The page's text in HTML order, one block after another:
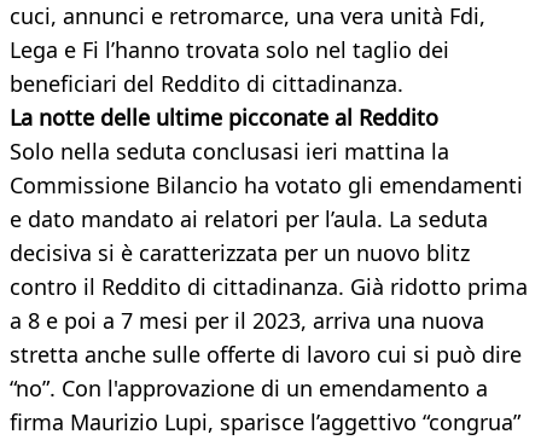
cuci, annunci e retromarce, una vera unità Fdi,
Lega e Fi l’hanno trovata solo nel taglio dei
beneficiari del Reddito di cittadinanza.
La notte delle ultime picconate al Reddito
Solo nella seduta conclusasi ieri mattina la
Commissione Bilancio ha votato gli emendamenti
e dato mandato ai relatori per l’aula. La seduta
decisiva si è caratterizzata per un nuovo blitz
contro il Reddito di cittadinanza. Già ridotto prima
a 8 e poi a 7 mesi per il 2023, arriva una nuova
stretta anche sulle offerte di lavoro cui si può dire
“no”. Con l'approvazione di un emendamento a
firma Maurizio Lupi, sparisce l’aggettivo “congrua”